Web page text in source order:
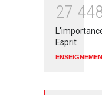
27 44
Esprit